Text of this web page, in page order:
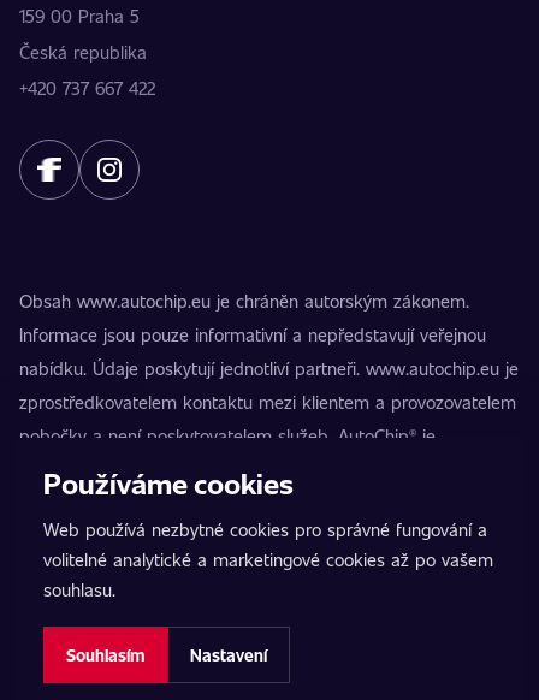
159 00 Praha 5
Česká republika
+420 737 667 422
Obsah www.autochip.eu je chráněn autorským zákonem.
Informace jsou pouze informativní a nepředstavují veřejnou
nabídku. Údaje poskytují jednotliví partneři. www.autochip.eu je
zprostředkovatelem kontaktu mezi klientem a provozovatelem
pobočky a není poskytovatelem služeb. AutoChip® je
registrovaná ochranná známka Petra Kučery. Úpravy, které
nezpůsobilosti vozidla k provozu na pozemních komunikacích.
Přesné informace poskytuje vždy konkrétní provozovatel
pobočky.
Nastavení cookies
Používáme cookies
Web používá nezbytné cookies pro správné fungování a
volitelné analytické a marketingové cookies až po vašem
souhlasu.
Souhlasím Nastavení